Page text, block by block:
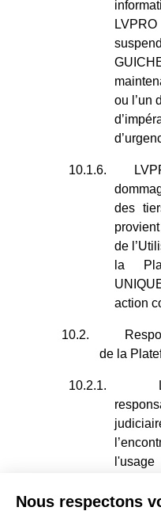
Nous respectons
ou l’un
10.1.6.
des
de
la
action
10.2.
de la
10.2.1.